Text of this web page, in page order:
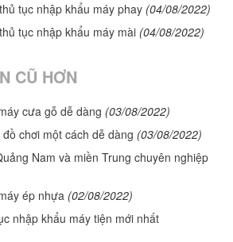
tục nhập khẩu máy phay (04/08/2022)
tục nhập khẩu máy mài (04/08/2022)
CŨ HƠN
cưa gỗ dễ dàng (03/08/2022)
chơi một cách dễ dàng (03/08/2022)
Nam và miền Trung chuyên nghiệp
ép nhựa (02/08/2022)
nhập khẩu máy tiện mới nhất